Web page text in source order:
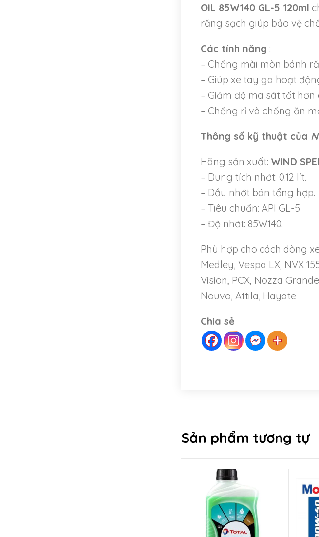
OIL 85W140 GL-5 120ml
răng sạch giúp bảo vệ
Các tính năng :
– Chống mài mòn bánh
– Giúp xe tay ga hoạt
– Giảm độ ma sát tốt hơn
– Chống rỉ và chống ăn
Thông số kỹ thuật của
Hãng sản xuất: WIND
– Dung tích nhớt: 0.12 lít.
– Dầu nhớt bán tổng hợp.
– Tiêu chuẩn: API GL-5
– Độ nhớt: 85W140.
Phù hợp cho cách dòng
Medley, Vespa LX, NVX
Vision, PCX, Nozza
Nouvo, Attila, Hayate
Chia sẻ
Sản phẩm tương tự
Chuyển
Tiếng